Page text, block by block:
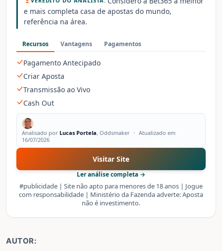
e mais completa casa de apostas do mundo,
referência na área.
Recursos Vantagens Pagamentos
Pagamento Antecipado
Criar Aposta
Transmissão ao Vivo
Cash Out
Analisado por Lucas Portela, Oddsmaker • Atualizado em
16/07/2026
Visitar Site
Ler análise completa →
#publicidade | Site não apto para menores de 18 anos | Jogue
com responsabilidade | Ministério da Fazenda adverte: Aposta
não é investimento.
AUTOR: